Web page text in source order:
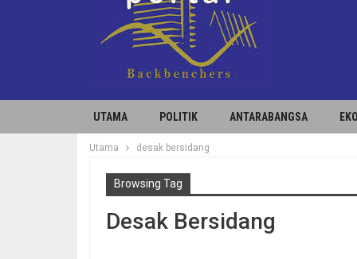
UTAMA POLITIK ANTARABANGSA
Utama desak bersidang
Browsing Tag
Desak Bersidang